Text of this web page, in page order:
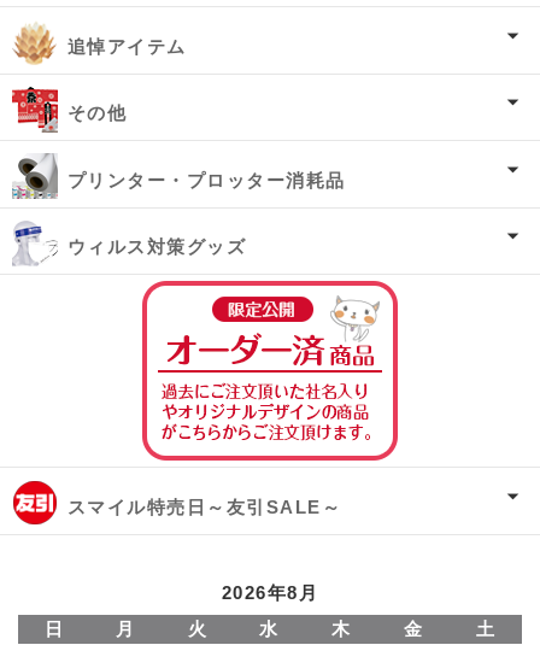
追悼アイテム
その他
プリンター・プロッター消耗品
ウィルス対策グッズ
スマイル特売日～友引SALE～
2026年8月
日
月 火 水 木 金
土